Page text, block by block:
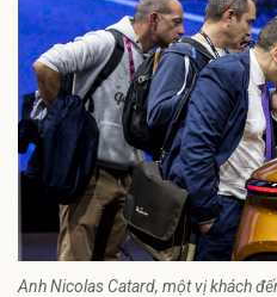
Anh Nicolas Catard, một vị khách